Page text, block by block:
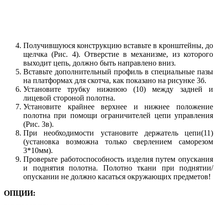
Получившуюся конструкцию вставьте в кронштейны, до
щелчка (Рис. 4). Отверстие в механизме, из которого
выходит цепь, должно быть направлено вниз.
Вставьте дополнительный профиль в специальные пазы
на платформах для скотча, как показано на рисунке 3б.
Установите трубку нижнюю (10) между задней и
лицевой стороной полотна.
Установите крайнее верхнее и нижнее положение
полотна при помощи ограничителей цепи управления
(Рис. 3в).
При необходимости установите держатель цепи(11)
(установка возможна только сверлением саморезом
3*10мм).
Проверьте работоспособность изделия путем опускания
и поднятия полотна. Полотно ткани при поднятии/
опускании не должно касаться окружающих предметов!
ОПЦИИ: